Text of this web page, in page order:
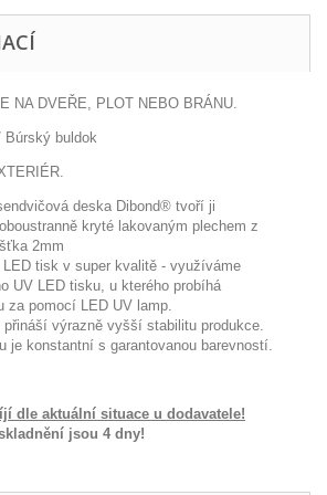
NA DVEŘE, PLOT NEBO BRÁNU.
Búrský buldok
deska Dibond® tvoří ji
kryté lakovaným plechem z
2mm
LED tisk v super kvalitě - využíváme
UV LED tisku, u kterého probíhá
za pomocí LED UV lamp.
přináší výrazně vyšší stabilitu produkce.
je konstantní s garantovanou barevností.
dle aktuální situace u dodavatele!
jsou 4 dny!